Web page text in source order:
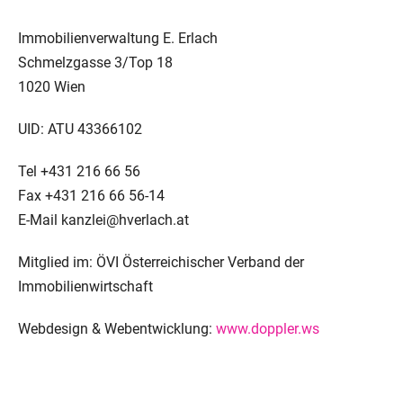
Immobilienverwaltung E. Erlach
Schmelzgasse 3/Top 18
1020 Wien
UID: ATU 43366102
Tel +431 216 66 56
Fax +431 216 66 56-14
E-Mail kanzlei@hverlach.at
Mitglied im: ÖVI Österreichischer Verband der
Immobilienwirtschaft
Webdesign & Webentwicklung: www.doppler.ws